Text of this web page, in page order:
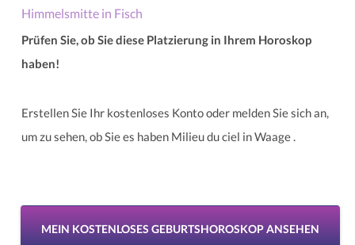
Himmelsmitte in Fisch
Prüfen Sie, ob Sie diese Platzierung in Ihrem Horoskop
haben!
Erstellen Sie Ihr kostenloses Konto oder melden Sie sich an,
um zu sehen, ob Sie es haben Milieu du ciel in Waage .
MEIN KOSTENLOSES GEBURTSHOROSKOP ANSEHEN